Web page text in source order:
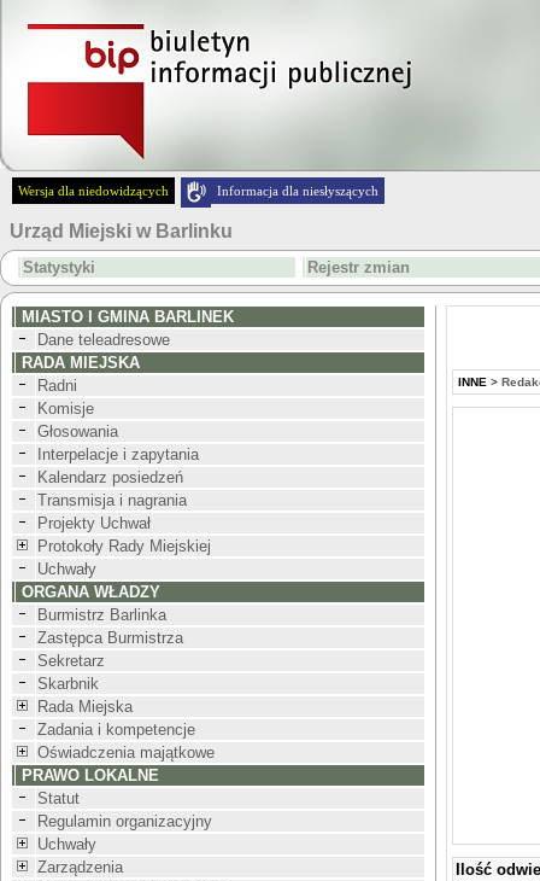
Wersja dla niedowidzących Informacja dla niesłyszących
Urząd Miejski w Barlinku
Statystyki Rejestr zmian
MIASTO I GMINA BARLINEK
Dane teleadresowe
RADA MIEJSKA
Radni
Komisje
Głosowania
Interpelacje i zapytania
Kalendarz posiedzeń
Transmisja i nagrania
Projekty Uchwał
Protokoły Rady Miejskiej
Uchwały
ORGANA WŁADZY
Burmistrz Barlinka
Zastępca Burmistrza
Sekretarz
Skarbnik
Rada Miejska
Zadania i kompetencje
Oświadczenia majątkowe
PRAWO LOKALNE
Statut
Regulamin organizacyjny
Uchwały
Zarządzenia
INNE >
Ilość